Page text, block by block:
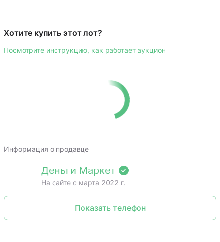
Хотите купить этот лот?
Посмотрите инструкцию, как работает аукцион
Информация о продавце
Деньги Маркет
На сайте c марта 2022 г.
Показать телефон